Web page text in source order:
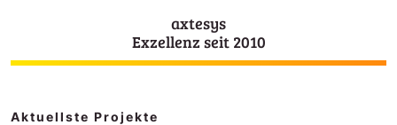
axtesys
Exzellenz seit 2010
Aktuellste Projekte